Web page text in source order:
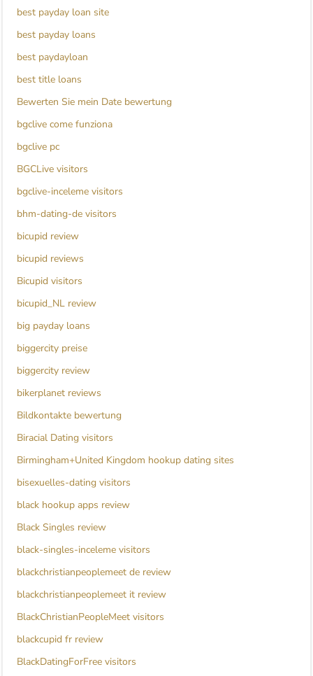
best payday loan site
best payday loans
best paydayloan
best title loans
Bewerten Sie mein Date bewertung
bgclive come funziona
bgclive pc
BGCLive visitors
bgclive-inceleme visitors
bhm-dating-de visitors
bicupid review
bicupid reviews
Bicupid visitors
bicupid_NL review
big payday loans
biggercity preise
biggercity review
bikerplanet reviews
Bildkontakte bewertung
Biracial Dating visitors
Birmingham+United Kingdom hookup dating sites
bisexuelles-dating visitors
black hookup apps review
Black Singles review
black-singles-inceleme visitors
blackchristianpeoplemeet de review
blackchristianpeoplemeet it review
BlackChristianPeopleMeet visitors
blackcupid fr review
BlackDatingForFree visitors